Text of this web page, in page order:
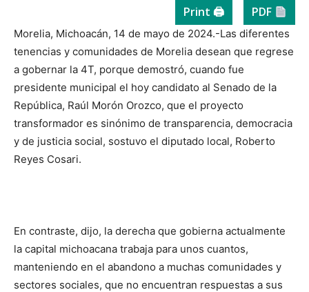
Print 🖨 PDF
Morelia, Michoacán, 14 de mayo de 2024.-Las diferentes
tenencias y comunidades de Morelia desean que regrese
a gobernar la 4T, porque demostró, cuando fue
presidente municipal el hoy candidato al Senado de la
República, Raúl Morón Orozco, que el proyecto
transformador es sinónimo de transparencia, democracia
y de justicia social, sostuvo el diputado local, Roberto
Reyes Cosari.
En contraste, dijo, la derecha que gobierna actualmente
la capital michoacana trabaja para unos cuantos,
manteniendo en el abandono a muchas comunidades y
sectores sociales, que no encuentran respuestas a sus